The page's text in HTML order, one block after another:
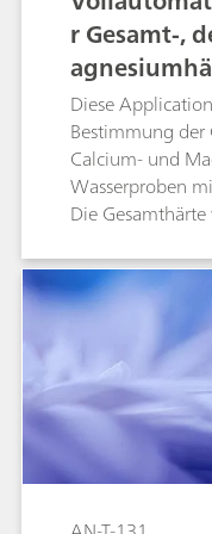
r Gesamt-,
n mittels
n
Diese
Bestimmung
Calcium- und
Wasserproben
Die
Die
mit dem
Die
Gesamt- und